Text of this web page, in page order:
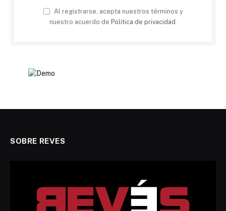
Al registrarse, acepta nuestros términos y
nuestro acuerdo de Política de privacidad .
SOBRE REVES